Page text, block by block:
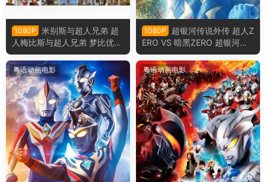
1080P
米别斯与超人兄弟 超
人梅比斯与超人兄弟 梦比优斯
奥特曼和奥特兄弟粤语版
1080P
超银河传说外传 超人Z
ERO VS 暗黑ZERO 超银河传
说外传：赛罗奥特曼vs黑暗独
眼巨人赛罗粤语版
粤语动画电影 粤语动画电影